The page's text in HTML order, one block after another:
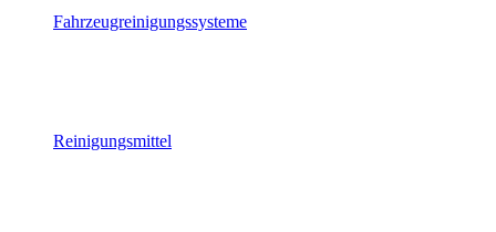
Fahrzeugreinigungssysteme
Reinigungsmittel